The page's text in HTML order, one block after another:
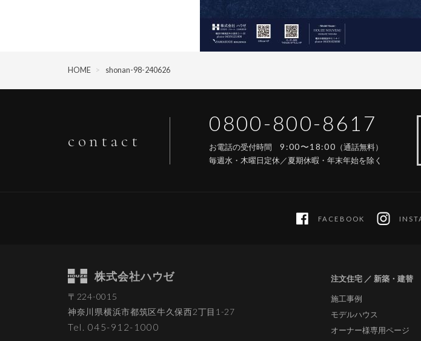
HOME > shonan-98-240626
contact
0800-800-8617
お電話の受付時間9:00〜18:00 （通話無料）
毎週水・木曜日定休／夏期休暇・年末年始を除く
FACEBOOK
株式会社ハウゼ
〒224-0015
神奈川県横浜市都筑区牛久保西2丁目1-27
Tel. 045-912-1000
注文住宅 ／ 新築・建替
施工事例
モデルハウス
オーナー様専用ページ